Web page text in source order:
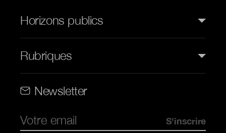
Horizons publics
Rubriques
Newsletter